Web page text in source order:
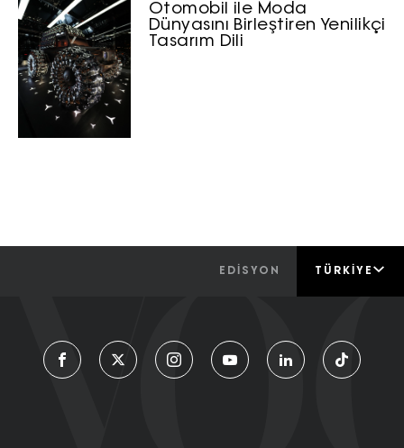
Otomobil ile Moda
Dünyasını Birleştiren Yenilikçi
Tasarım Dili
EDİSYON TÜRKIYE